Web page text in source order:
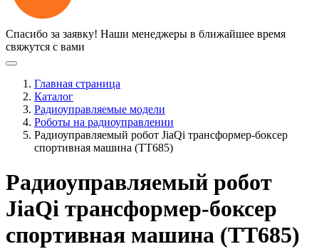
Спасибо за заявку! Наши менеджеры в ближайшее время
свяжутся с вами
Главная страница
Каталог
Радиоуправляемые модели
Роботы на радиоуправлении
Радиоуправляемый робот JiaQi трансформер-боксер
спортивная машина (TT685)
Радиоуправляемый робот
JiaQi трансформер-боксер
спортивная машина (TT685)